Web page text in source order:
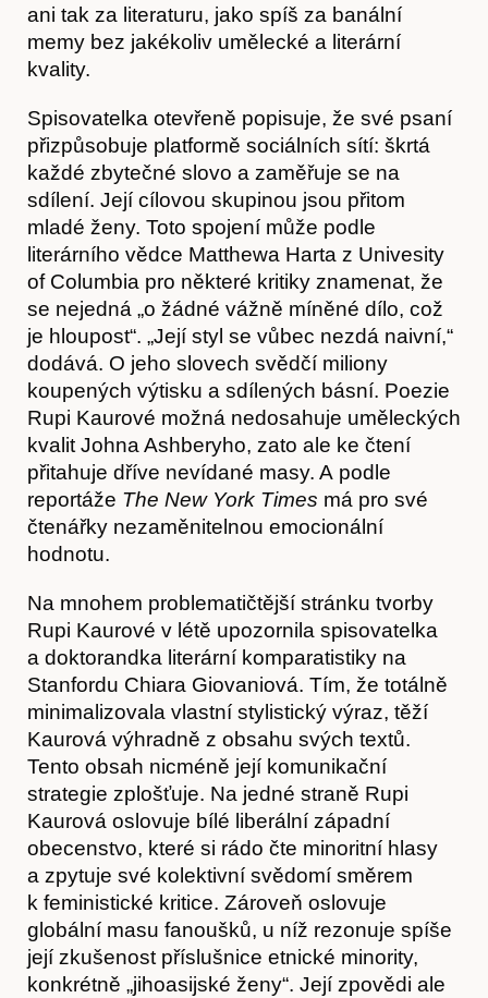
O nás
Obchod
ani tak za literaturu, jako spíš za banální
memy bez jakékoliv umělecké a literární
kvality.
Spisovatelka otevřeně popisuje, že své psaní
přizpůsobuje platformě sociálních sítí: škrtá
každé zbytečné slovo a zaměřuje se na
sdílení. Její cílovou skupinou jsou přitom
mladé ženy. Toto spojení může podle
literárního vědce Matthewa Harta z Univesity
of Columbia pro některé kritiky znamenat, že
se nejedná „o žádné vážně míněné dílo, což
je hloupost“. „Její styl se vůbec nezdá naivní,“
dodává. O jeho slovech svědčí miliony
koupených výtisku a sdílených básní. Poezie
Rupi Kaurové možná nedosahuje uměleckých
kvalit Johna Ashberyho, zato ale ke čtení
přitahuje dříve nevídané masy. A podle
reportáže The New York Times má pro své
čtenářky nezaměnitelnou emocionální
hodnotu.
Na mnohem problematičtější stránku tvorby
Rupi Kaurové v létě upozornila spisovatelka
a doktorandka literární komparatistiky na
Stanfordu Chiara Giovaniová. Tím, že totálně
minimalizovala vlastní stylistický výraz, těží
Kaurová výhradně z obsahu svých textů.
Tento obsah nicméně její komunikační
strategie zplošťuje. Na jedné straně Rupi
Kaurová oslovuje bílé liberální západní
obecenstvo, které si rádo čte minoritní hlasy
a zpytuje své kolektivní svědomí směrem
k feministické kritice. Zároveň oslovuje
globální masu fanoušků, u níž rezonuje spíše
její zkušenost příslušnice etnické minority,
konkrétně „jihoasijské ženy“. Její zpovědi ale